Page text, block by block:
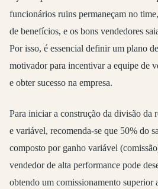
funcionários ruins permaneçam no
de benefícios, e os bons vendedores
Por isso, é essencial definir um plano
motivador para incentivar a equipe de
e obter sucesso na empresa.
Para iniciar a construção da divisão da
e variável, recomenda-se que 50% do
composto por ganho variável
vendedor de alta performance pode
obtendo um comissionamento superior